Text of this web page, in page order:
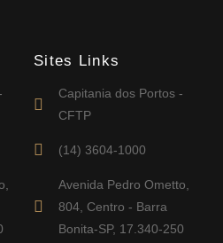
Sites Links
Capitania dos Portos -
CFTP
(14) 3604-1000
Avenida Pedro Ometto,
804, Centro - Barra
Bonita-SP, 17.340-250